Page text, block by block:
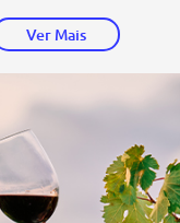
Ver Mais